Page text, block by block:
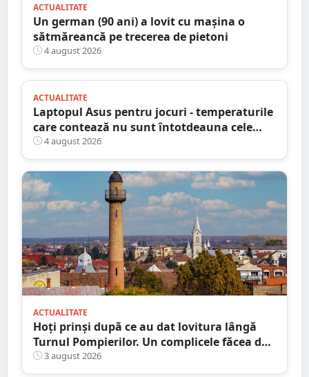
ACTUALITATE
Un german (90 ani) a lovit cu mașina o
sătmăreancă pe trecerea de pietoni
4 august 2026
ACTUALITATE
Laptopul Asus pentru jocuri - temperaturile
care contează nu sunt întotdeauna cele
mai mari
4 august 2026
ACTUALITATE
Hoți prinși după ce au dat lovitura lângă
Turnul Pompierilor. Un complicele făcea de
pază
3 august 2026